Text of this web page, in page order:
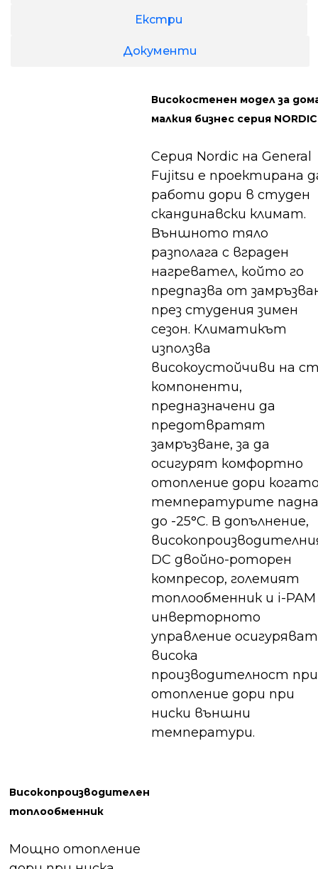
Екстри
Документи
Високостенен модел за
малкия бизнес серия NORDIC
Серия Nordic на General
Fujitsu е проектирана
работи дори в студен
скандинавски климат.
Външното тяло
разполага с вграден
нагревател, който го
предпазва от
през студения зимен
сезон. Климатикът
използва
високоустойчиви на
компоненти,
предназначени да
предотвратят
замръзване, за да
осигурят комфортно
отопление дори
температурите
до -25°C. В допълнение,
DC двойно-роторен
компресор, големият
топлообменник и i-PAM
инверторното
управление осигуряват
висока
производителност при
отопление дори при
ниски външни
температури.
Високопроизводителен
топлообменник
Мощно отопление